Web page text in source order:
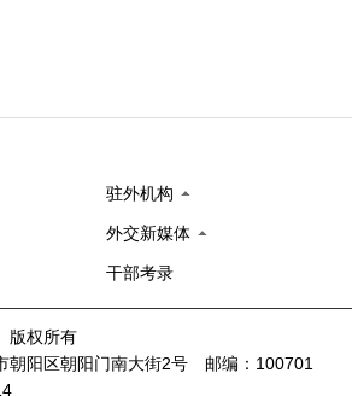
驻外机构
外交新媒体
干部考录
版权所有
朝阳区朝阳门南大街2号 邮编：100701